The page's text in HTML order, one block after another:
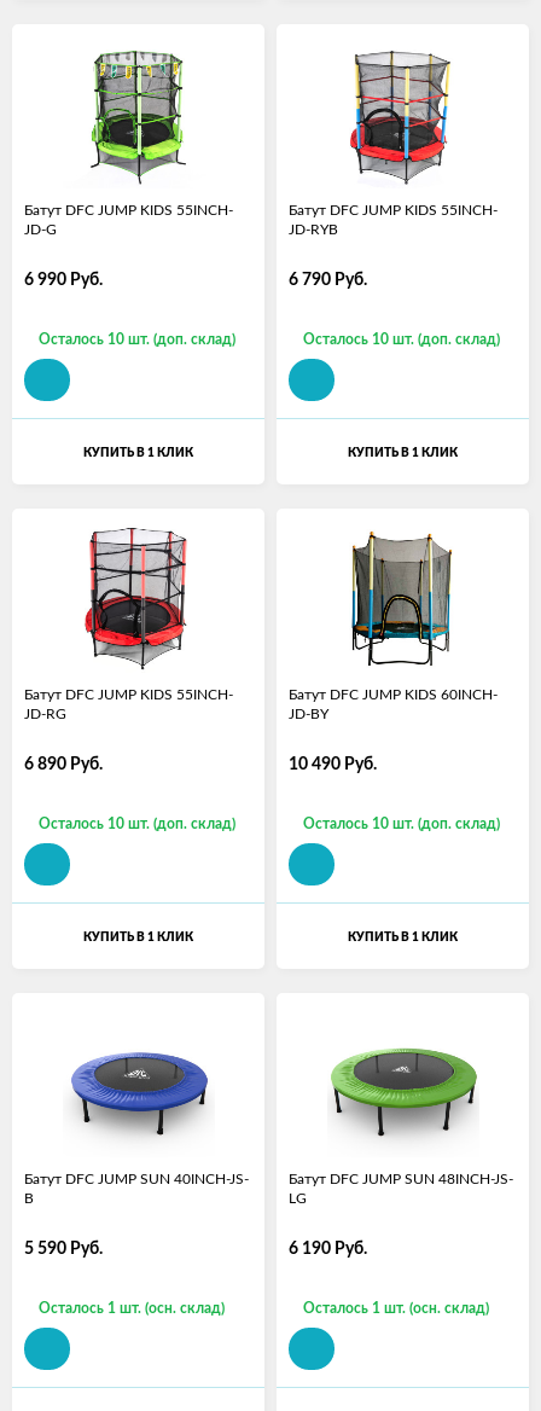
Батут DFC JUMP KIDS 55INCH-
JD-G
6 990 Руб.
Осталось 10 шт. (доп. склад)
КУПИТЬ В 1 КЛИК
Батут DFC JUMP KIDS 55INCH-
JD-RYB
6 790 Руб.
Осталось 10 шт. (доп. склад)
КУПИТЬ В 1 КЛИК
Батут DFC JUMP KIDS 55INCH-
JD-RG
6 890 Руб.
Осталось 10 шт. (доп. склад)
КУПИТЬ В 1 КЛИК
Батут DFC JUMP KIDS 60INCH-
JD-BY
10 490 Руб.
Осталось 10 шт. (доп. склад)
КУПИТЬ В 1 КЛИК
Батут DFC JUMP SUN 40INCH-JS-
B
5 590 Руб.
Осталось 1 шт. (осн. склад)
Батут DFC JUMP SUN 48INCH-JS-
LG
6 190 Руб.
Осталось 1 шт. (осн. склад)